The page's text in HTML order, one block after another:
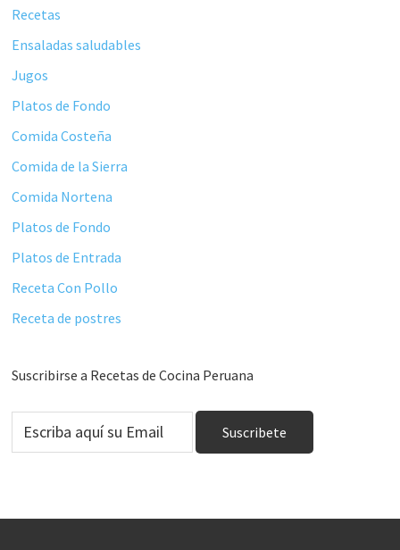
Recetas
Ensaladas saludables
Jugos
Platos de Fondo
Comida Costeña
Comida de la Sierra
Comida Nortena
Platos de Fondo
Platos de Entrada
Receta Con Pollo
Receta de postres
Suscribirse a Recetas de Cocina Peruana